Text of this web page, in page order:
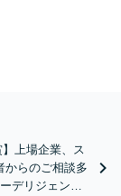
上場企業、ス
からのご相談多
デリジェンス